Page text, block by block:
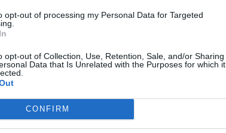
opt-out of processing my Personal Data for Targeted
opt-out of Collection, Use, Retention, Sale, and/or Sharing
Data that Is Unrelated with the Purposes for which it
CONFIRM
grilline, ma perfino a smentire sé
il Pd, infatti, a proposito di bavaglio
del codice deontologico
e creare «il giusto equilibrio tra diritto
e diritto alla privacy in tema di